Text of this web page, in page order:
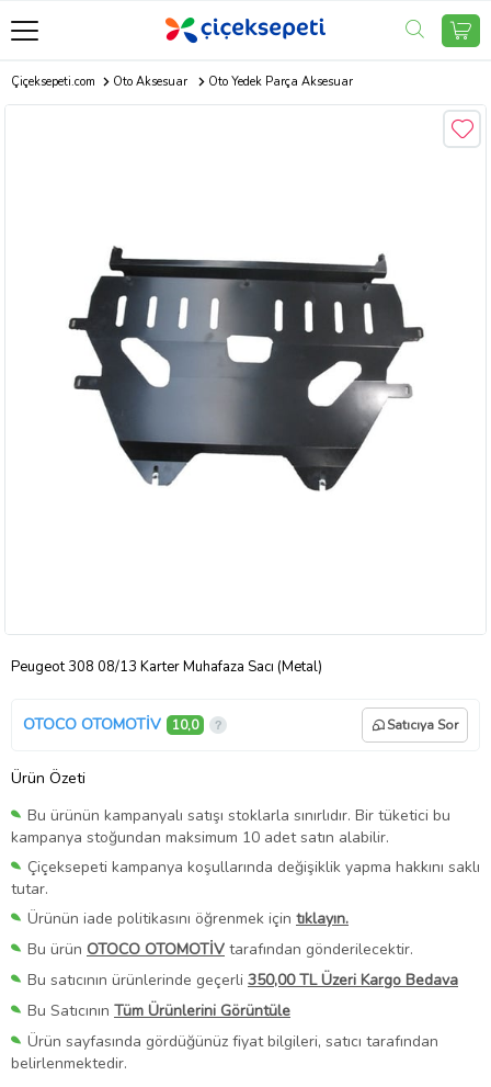
Çiçeksepeti.com Oto Aksesuar Oto Yedek Parça Aksesuar
Peugeot 308 08/13 Karter Muhafaza Sacı (Metal)
OTOCO OTOMOTİV 10,0 Satıcıya Sor
Ürün Özeti
Bu ürünün kampanyalı satışı stoklarla sınırlıdır. Bir tüketici bu
kampanya stoğundan maksimum 10 adet satın alabilir.
Çiçeksepeti kampanya koşullarında değişiklik yapma hakkını saklı
tutar.
Ürünün iade politikasını öğrenmek için tıklayın.
Bu ürün OTOCO OTOMOTİV tarafından gönderilecektir.
Bu satıcının ürünlerinde geçerli 350,00 TL Üzeri Kargo Bedava
Bu Satıcının Tüm Ürünlerini Görüntüle
Ürün sayfasında gördüğünüz fiyat bilgileri, satıcı tarafından
belirlenmektedir.